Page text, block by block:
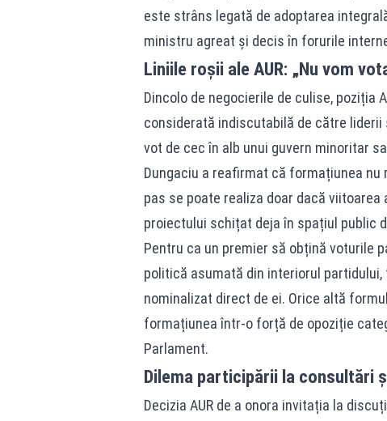
este strâns legată de adoptarea
ministru agreat și decis în forurile
Liniile roșii ale AUR: „Nu vom
Dincolo de negocierile de culise, poziția
considerată indiscutabilă de către
vot de cec în alb unui guvern minoritar
Dungaciu a reafirmat că formațiunea
pas se poate realiza doar dacă
proiectului schițat deja în spațiul public
Pentru ca un premier să obțină voturile
politică asumată din interiorul
nominalizat direct de ei. Orice altă
formațiunea într-o forță de opoziție
Parlament.
Dilema participării la consultări
Decizia AUR de a onora invitația la